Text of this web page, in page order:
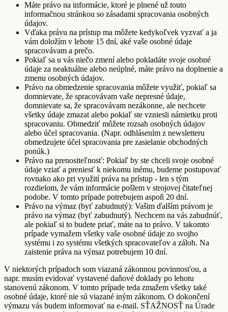
Máte právo na informácie, ktoré je plnené už touto
informačnou stránkou so zásadami spracovania osobných
údajov.
Vďaka právu na prístup ma môžete kedykoľvek vyzvať a ja
vám doložím v lehote 15 dní, aké vaše osobné údaje
spracovávam a prečo.
Pokiaľ sa u vás niečo zmení alebo pokladáte svoje osobné
údaje za neaktuálne alebo neúplné, máte právo na doplnenie a
zmenu osobných údajov.
Právo na obmedzenie spracovania môžete využiť, pokiaľ sa
domnievate, že spracovávam vaše nepresné údaje,
domnievate sa, že spracovávam nezákonne, ale nechcete
všetky údaje zmazat alebo pokiaľ ste vzniesli námietku proti
spracovaniu. Obmedziť môžete rozsah osobných údajov
alebo účel spracovania. (Napr. odhlásením z newsletteru
obmedzujete účel spracovania pre zasielanie obchodných
ponúk.)
Právo na prenositeľnosť: Pokiaľ by ste chceli svoje osobné
údaje vziať a preniesť k niekomu inému, budeme postupovať
rovnako ako pri využití práva na prístup - len s tým
rozdielom, že vám informácie pošlem v strojovej čitateľnej
podobe. V tomto prípade potrebujem aspoň 20 dní.
Právo na výmaz (byť zabudnutý): Vašim ďalším právom je
právo na výmaz (byť zabudnutý). Nechcem na vás zabudnúť,
ale pokiaľ si to budete priať, máte na to právo. V takomto
prípade vymažem všetky vaše osobné údaje zo svojho
systému i zo systému všetkých spracovateľov a záloh. Na
zaistenie práva na výmaz potrebujem 10 dní.
V niektorých prípadoch som viazaná zákonnou povinnosťou, a
napr. musím evidovať vystavené daňové doklady po lehotu
stanovenú zákonom. V tomto prípade teda zmažem všetky také
osobné údaje, ktoré nie sú viazané iným zákonom. O dokončení
výmazu vás budem informovať na e-mail. SŤAŽNOSŤ na Úrade